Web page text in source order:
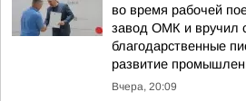
во время рабочей
завод ОМК и вручил
благодарственные
развитие
Вчера, 20:09